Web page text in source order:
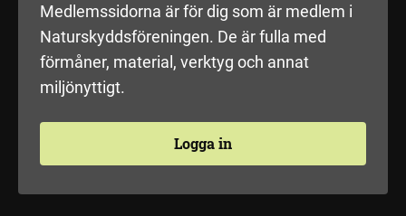
Medlemssidorna är för dig som är medlem i
Naturskyddsföreningen. De är fulla med
förmåner, material, verktyg och annat
miljönyttigt.
Logga in